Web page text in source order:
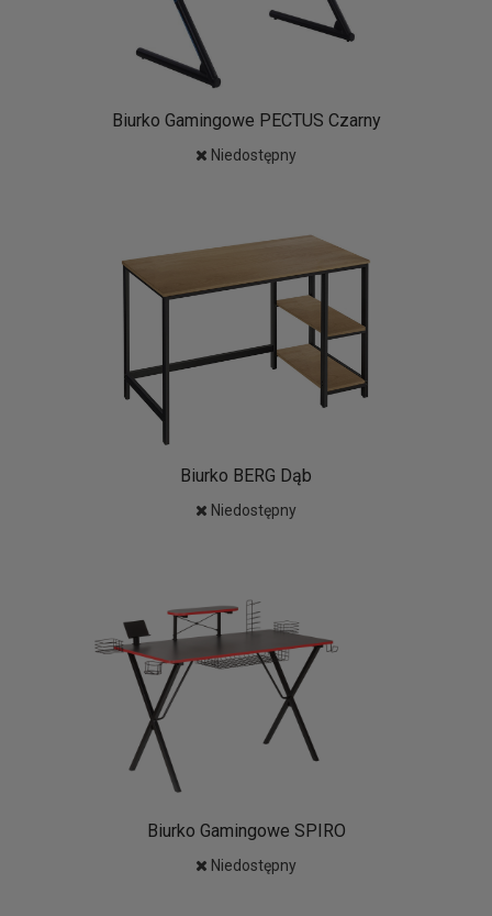
Biurko Gamingowe PECTUS Czarny
Niedostępny
Biurko BERG Dąb
Niedostępny
Biurko Gamingowe SPIRO
Niedostępny